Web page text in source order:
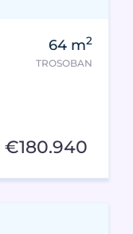
64 m2
TROSOBAN
€180.940